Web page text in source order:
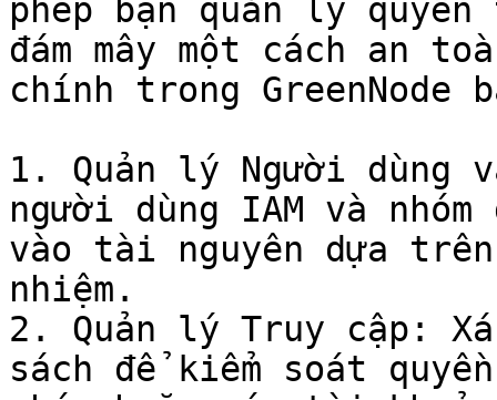
phép bạn quản lý
đám mây một cách an
chính trong GreenNode
1. Quản lý Người dùng
người dùng IAM và
vào tài nguyên dựa
nhiệm.
2. Quản lý Truy cập:
sách để kiểm soát